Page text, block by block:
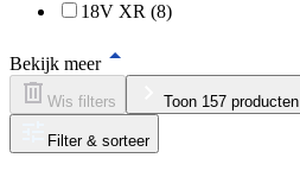
18V XR (8)
Bekijk meer
Wis filters Toon 157 producten
Filter & sorteer